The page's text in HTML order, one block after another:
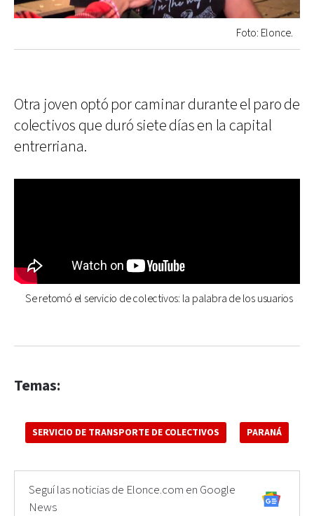
Foto: Elonce.
Otra joven optó por caminar durante el paro de
colectivos que duró siete días en la capital
entrerriana.
Se retomó el servicio de colectivos: la palabra de los usuarios
Temas:
SERVICIO DE TRANSPORTE DE COLECTIVOS PARANÁ
Seguí las noticias de Elonce.com en Google
News